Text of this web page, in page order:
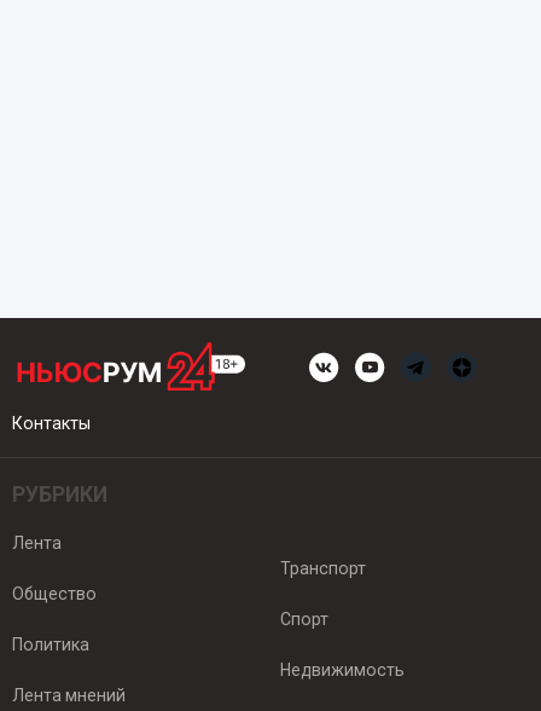
Контакты
РУБРИКИ
Лента
Общество
Политика
Лента мнений
Транспорт
Спорт
Недвижимость